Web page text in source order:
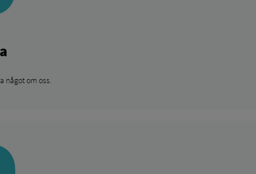
något om oss.